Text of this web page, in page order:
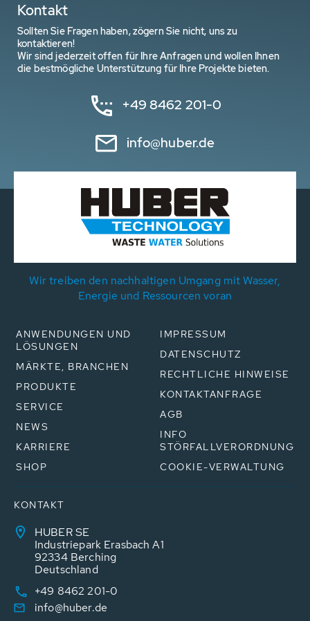
Kontakt
Sollten Sie Fragen haben, zögern Sie nicht, uns zu
kontaktieren!
Wir sind jederzeit offen für Ihre Anfragen und wollen Ihnen
die bestmögliche Unterstützung für Ihre Projekte bieten.
+49 8462 201-0
info@huber.de
Wir treiben den nachhaltigen Umgang mit Wasser,
Energie und Ressourcen voran
ANWENDUNGEN UND
LÖSUNGEN
MÄRKTE, BRANCHEN
PRODUKTE
SERVICE
NEWS
KARRIERE
SHOP
IMPRESSUM
DATENSCHUTZ
RECHTLICHE HINWEISE
KONTAKTANFRAGE
AGB
INFO
STÖRFALLVERORDNUNG
COOKIE-VERWALTUNG
KONTAKT
HUBER SE
Industriepark Erasbach A1
92334 Berching
Deutschland
+49 8462 201-0
info@huber.de